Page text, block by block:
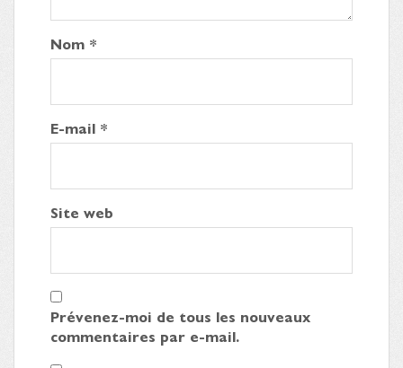
Nom *
E-mail *
Site web
Prévenez-moi de tous les nouveaux
commentaires par e-mail.